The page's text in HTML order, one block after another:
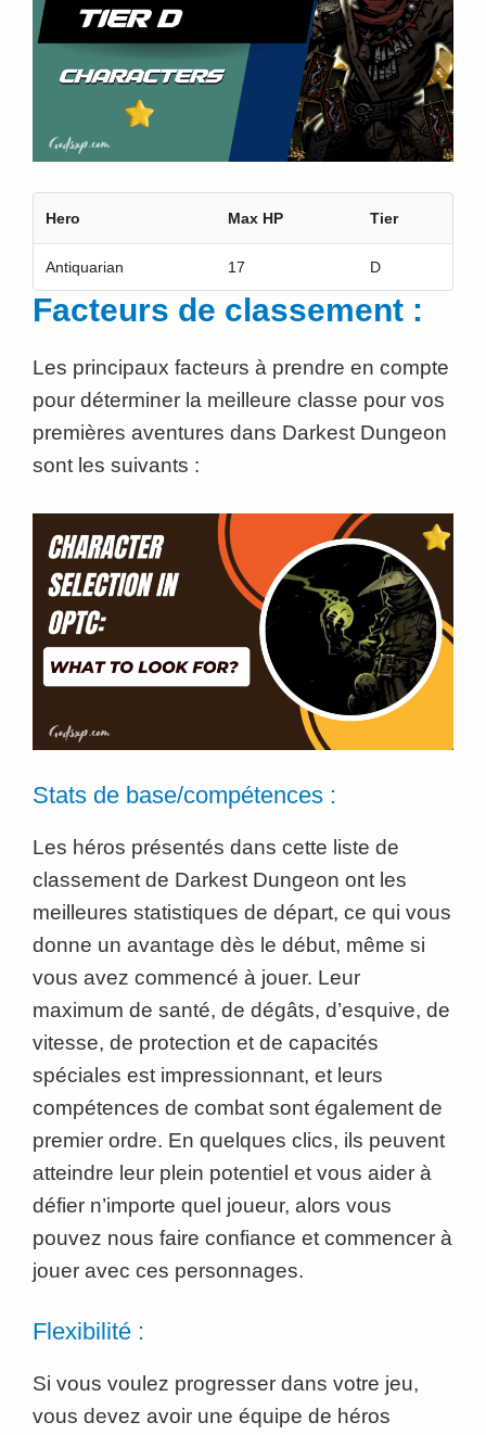
Hero Max HP Tier
Antiquarian 17 D
Facteurs de classement :
Les principaux facteurs à prendre en compte
pour déterminer la meilleure classe pour vos
premières aventures dans Darkest Dungeon
sont les suivants :
Stats de base/compétences :
Les héros présentés dans cette liste de
classement de Darkest Dungeon ont les
meilleures statistiques de départ, ce qui vous
donne un avantage dès le début, même si
vous avez commencé à jouer. Leur
maximum de santé, de dégâts, d’esquive, de
vitesse, de protection et de capacités
spéciales est impressionnant, et leurs
compétences de combat sont également de
premier ordre. En quelques clics, ils peuvent
atteindre leur plein potentiel et vous aider à
défier n’importe quel joueur, alors vous
pouvez nous faire confiance et commencer à
jouer avec ces personnages.
Flexibilité :
Si vous voulez progresser dans votre jeu,
vous devez avoir une équipe de héros